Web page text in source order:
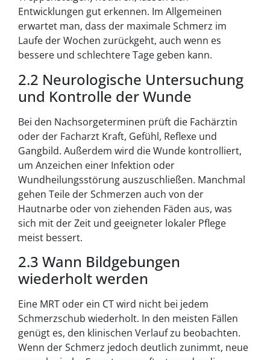
Entwicklungen gut erkennen. Im Allgemeinen
erwartet man, dass der maximale Schmerz im
Laufe der Wochen zurückgeht, auch wenn es
bessere und schlechtere Tage geben kann.
2.2 Neurologische Untersuchung
und Kontrolle der Wunde
Bei den Nachsorgeterminen prüft die Fachärztin
oder der Facharzt Kraft, Gefühl, Reflexe und
Gangbild. Außerdem wird die Wunde kontrolliert,
um Anzeichen einer Infektion oder
Wundheilungsstörung auszuschließen. Manchmal
gehen Teile der Schmerzen auch von der
Hautnarbe oder von ziehenden Fäden aus, was
sich mit der Zeit und geeigneter lokaler Pflege
meist bessert.
2.3 Wann Bildgebungen
wiederholt werden
Eine MRT oder ein CT wird nicht bei jedem
Schmerzschub wiederholt. In den meisten Fällen
genügt es, den klinischen Verlauf zu beobachten.
Wenn der Schmerz jedoch deutlich zunimmt, neue